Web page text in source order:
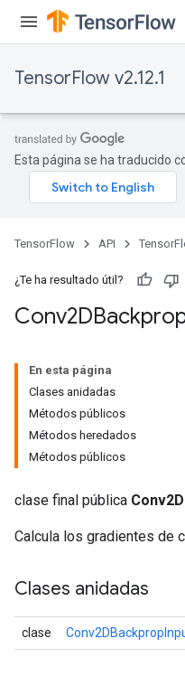
TensorFlow v2.12.1
Esta página se ha traducido
TensorFlow API
¿Te ha resultado útil?
En esta página
Clases anidadas
Métodos públicos
Métodos heredados
Métodos públicos
clase final pública
Calcula los gradientes de
Clases anidadas
clase